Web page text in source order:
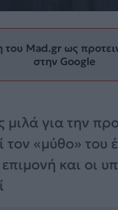
Mad.gr ως
στην Google
μιλά για την
τον «μύθο» του
επιμονή και οι